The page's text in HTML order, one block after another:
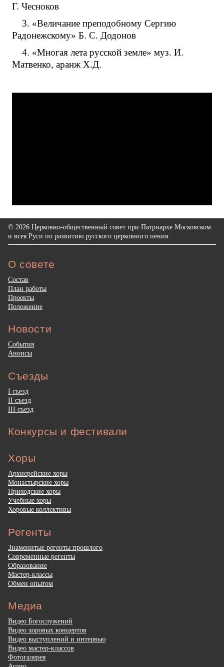
Г. Чесноков
3. «Величание преподобному Сергию
Радонежскому» Б. С. Додонов
4. «Многая лета русской земле» муз. И.
Матвенко, аранж Х.Д.
© 2026 Церковно-общественный совет при Патриархе Московском
и всея Руси по развитию русского церковного пения.
О совете
Состав
План работы
Проекты
Положение
Новости
События
Анонсы
Съезды
I съезд
II съезд
III съезд
Конкурсы и фестивали
Хоры
Архиерейские хоры
Монастырские хоры
Приходские хоры
Учебные хоры
Хоровые коллективы
Регенты
Знаменитые регенты прошлого
Современные регенты
Образование
Мастер-классы
Обмен опытом
Медиа
Видео Богослужений
Видео хоровых концертов
Видео выступлений и интервью
Видео мастер-классов
Фотогалерея